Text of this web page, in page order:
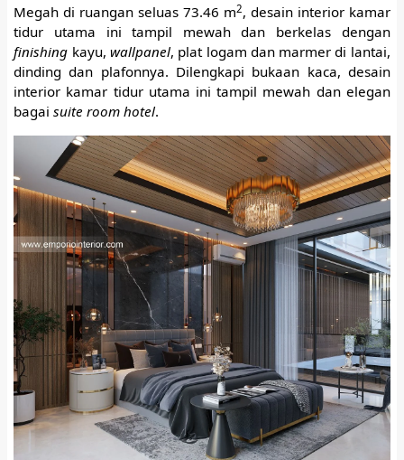
Megah di ruangan seluas 73.46 m2, desain interior kamar
tidur utama ini tampil mewah dan berkelas dengan
finishing kayu, wallpanel, plat logam dan marmer di lantai,
dinding dan plafonnya. Dilengkapi bukaan kaca, desain
interior kamar tidur utama ini tampil mewah dan elegan
bagaisuite room hotel.